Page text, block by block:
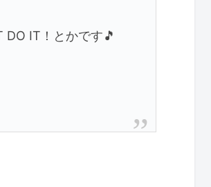
DO IT！とかです🎵